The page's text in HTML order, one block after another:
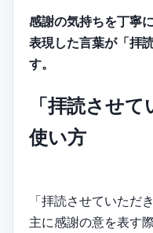
感謝の気持ちを丁寧
表現した言葉が「拝
す。
「拝読させ
使い方
「拝読させていただ
主に感謝の意を表す